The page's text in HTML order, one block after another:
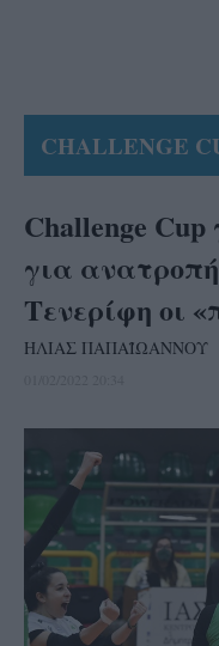
CHALLENGE
Challenge
για
Τενερίφη οι
ΗΛΙΑΣ ΠΑΠΑΪΩΑΝΝΟΥ